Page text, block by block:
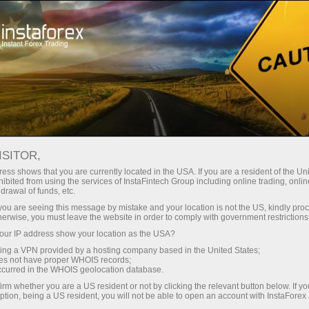
ٹریڈرز کے لئے Forex Analytics
InstaForex TV
جغرافیہ اور انسٹا فاریکس
جغرافیہ اور انسٹا
فاریکس
انسٹا فاریکس کا دنیا بھر میں رابطہ
دفاتر کا ایک وسیع نیٹ موجود ہے اور
انسٹا فاریکس باقاعدگی سے بین الاقوامی
مقابلہ جات اور میلوں میں شرکت کرتا ہے۔
ذیل میں آپ اسی موضوع پر ایک مختصر فلمی
shows that you are currently located in the USA. If you are a resident of the
from using the services of InstaFintech Group including online trading,
of funds, etc.
are seeing this message by mistake and your location is not the US, kindly
you must leave the website in order to comply with government
IP address show your location as the USA?
a VPN provided by a hosting company based in the United States;
not have proper WHOIS records;
in the WHOIS geolocation database.
whether you are a US resident or not by clicking the relevant button below. If
being a US resident, you will not be able to open an account with InstaForex